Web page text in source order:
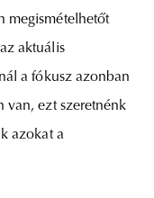
megismételhetőt
aktuális
a fókusz azonban
van, ezt szeretnénk
azokat a